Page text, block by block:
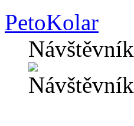
PetoKolar
Návštěvník